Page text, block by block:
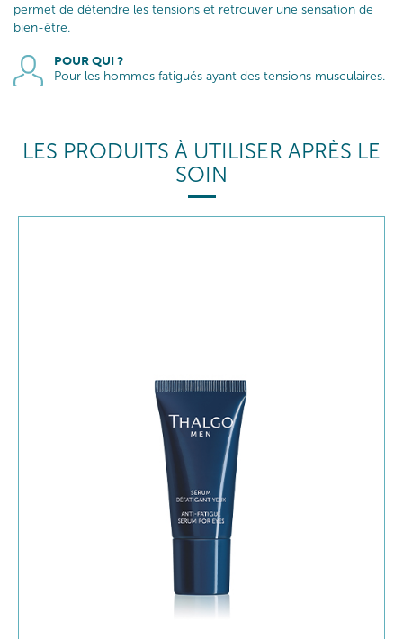
permet de détendre les tensions et retrouver une sensation de
bien-être.
POUR QUI ?
Pour les hommes fatigués ayant des tensions musculaires.
LES PRODUITS À UTILISER APRÈS LE
SOIN